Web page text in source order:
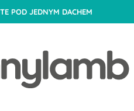
POD JEDNYM DACHEM